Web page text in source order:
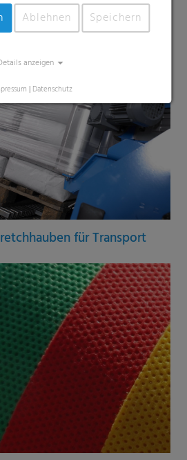
für Transport
Ablehnen Speichern
anzeigen
| Datenschutz